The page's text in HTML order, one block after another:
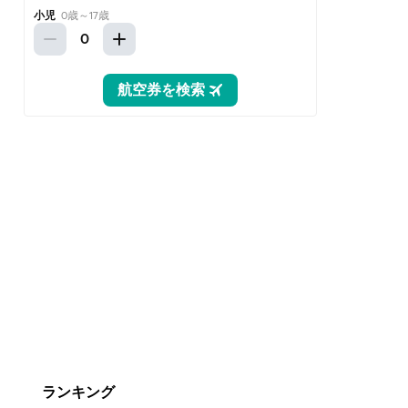
ランキング